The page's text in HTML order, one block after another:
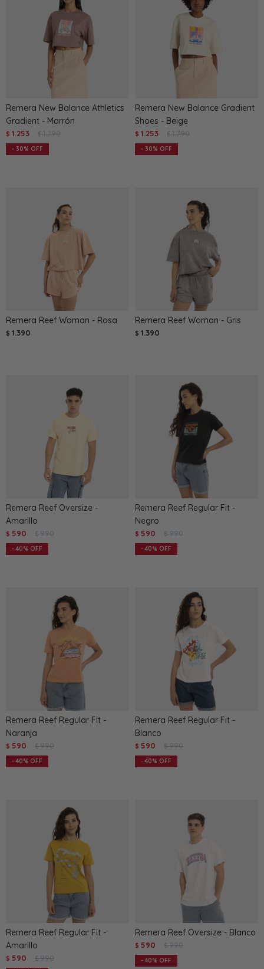
Remera New Balance Athletics
Gradient - Marrón
$ 1.253 $ 1.790
30
Remera New Balance Gradient
Shoes - Beige
$ 1.253 $ 1.790
30
Remera Reef Woman - Rosa
$ 1.390
Remera Reef Woman - Gris
$ 1.390
Remera Reef Oversize -
Amarillo
$ 590 $ 990
40
Remera Reef Regular Fit -
Negro
$ 590 $ 990
40
Remera Reef Regular Fit -
Naranja
$ 590 $ 990
40
Remera Reef Regular Fit -
Blanco
$ 590 $ 990
40
Remera Reef Regular Fit -
Amarillo
$ 590 $ 990
Remera Reef Oversize - Blanco
$ 590 $ 990
40